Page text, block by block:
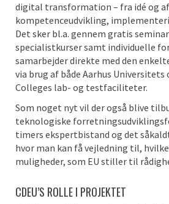
digital transformation – fra idé og
kompetenceudvikling,
Det sker bl.a. gennem gratis
specialistkurser samt individuelle
samarbejder direkte med den
via brug af både Aarhus Universitets
Colleges lab- og testfaciliteter.
Som noget nyt vil der også blive
teknologiske
timers ekspertbistand og det
hvor man kan få vejledning til,
muligheder, som EU stiller til
CDEU’S ROLLE I PROJEKTET